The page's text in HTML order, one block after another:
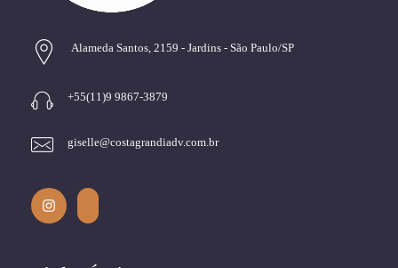
Alameda Santos, 2159 - Jardins - São Paulo/SP
+55(11)9 9867-3879
giselle@costagrandiadv.com.br